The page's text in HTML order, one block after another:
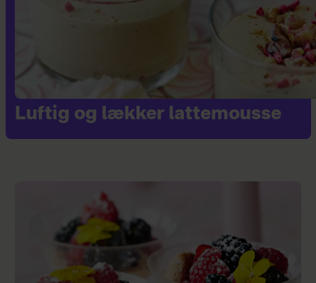
Luftig og lækker lattemousse